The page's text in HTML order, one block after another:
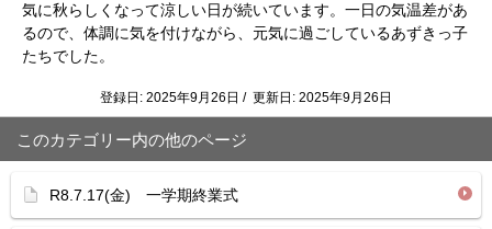
気に秋らしくなって涼しい日が続いています。一日の気温差があ
るので、体調に気を付けながら、元気に過ごしているあずきっ子
たちでした。
登録日: 2025年9月26日 / 更新日: 2025年9月26日
このカテゴリー内の他のページ
R8.7.17(金) 一学期終業式